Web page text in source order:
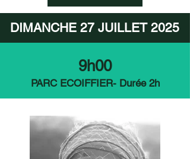
DIMANCHE 27 JUILLET 2025
9h00
PARC ECOIFFIER- Durée 2h